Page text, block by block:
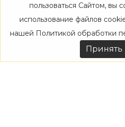
Каталог
Дизайнерам
Акции
пользоваться Сайтом, вы
использование файлов
нашей Политикой обработки
Принять